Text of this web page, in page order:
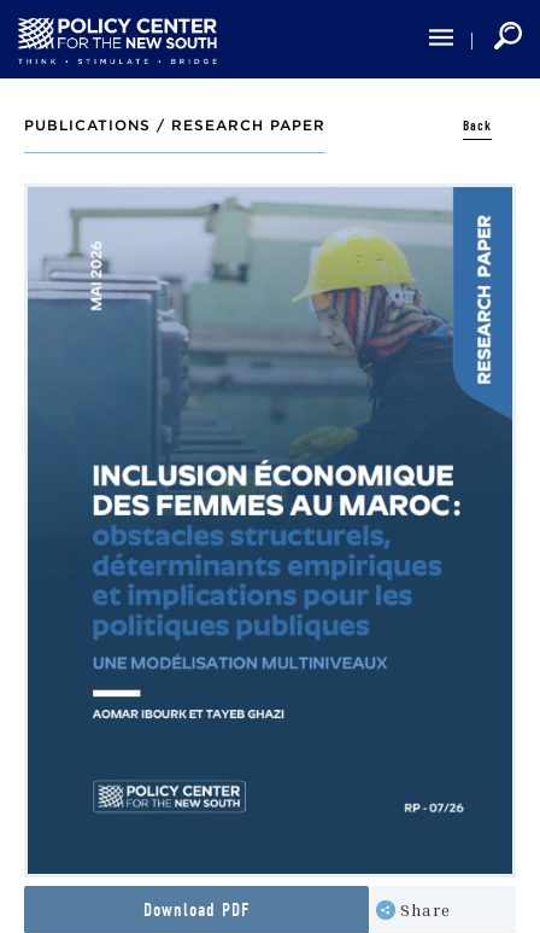
main
content
PUBLICATIONS / RESEARCH PAPER Back
Download PDF Share